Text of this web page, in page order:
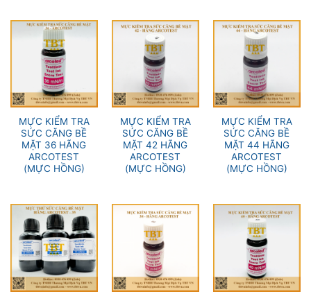
MỰC KIỂM TRA
SỨC CĂNG BỀ
MẶT 36 HÃNG
ARCOTEST
(MỰC HỒNG)
MỰC KIỂM TRA
SỨC CĂNG BỀ
MẶT 42 HÃNG
ARCOTEST
(MỰC HỒNG)
MỰC KIỂM TRA
SỨC CĂNG BỀ
MẶT 44 HÃNG
ARCOTEST
(MỰC HỒNG)